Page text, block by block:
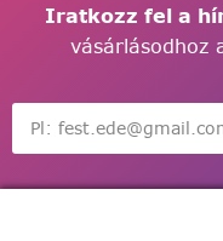
Iratkozz fel a
vásárlásodhoz